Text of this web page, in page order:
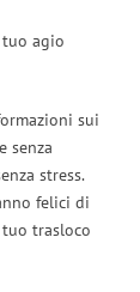
agio
sui
senza
stress.
felici di
trasloco